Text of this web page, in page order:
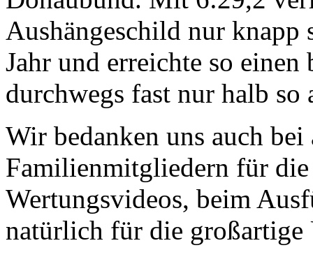
Aushängeschild nur knapp
Jahr und erreichte so
durchwegs fast nur halb so
Wir bedanken uns auch bei
Familienmitgliedern für
Wertungsvideos, beim
natürlich für die großartige